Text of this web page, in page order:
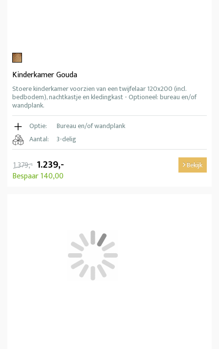
Kinderkamer Gouda
Stoere kinderkamer voorzien van een twijfelaar 120x200 (incl.
bedbodem), nachtkastje en kledingkast - Optioneel: bureau en/of
wandplank.
Optie:
Bureau en/of wandplank
Aantal:
3-delig
1.379,- 1.239,-
Bespaar 140,00
Bekijk